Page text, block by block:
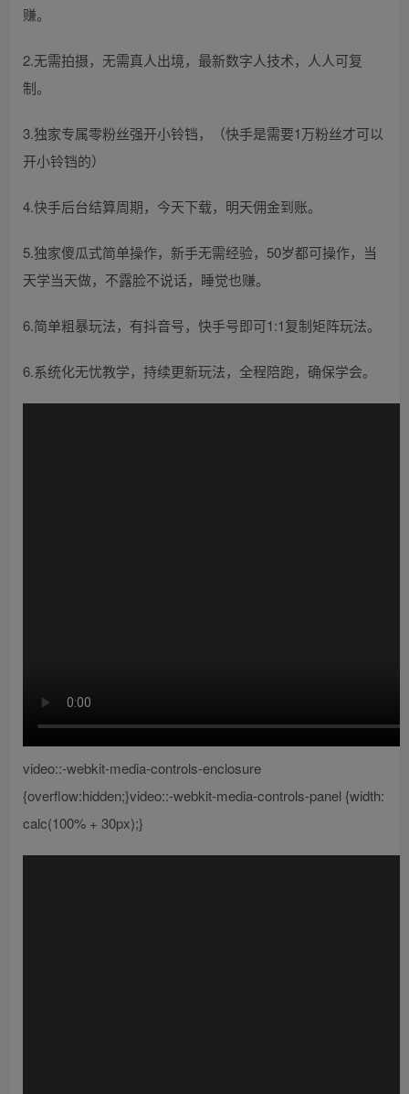
赚。
2.无需拍摄，无需真人出境，最新数字人技术，人人可复
制。
3.独家专属零粉丝强开小铃铛，（快手是需要1万粉丝才可以
开小铃铛的）
4.快手后台结算周期，今天下载，明天佣金到账。
5.独家傻瓜式简单操作，新手无需经验，50岁都可操作，当
天学当天做，不露脸不说话，睡觉也赚。
6.简单粗暴玩法，有抖音号，快手号即可1:1复制矩阵玩法。
6.系统化无忧教学，持续更新玩法，全程陪跑，确保学会。
video::-webkit-media-controls-enclosure
{overflow:hidden;}video::-webkit-media-controls-panel {width:
calc(100% + 30px);}